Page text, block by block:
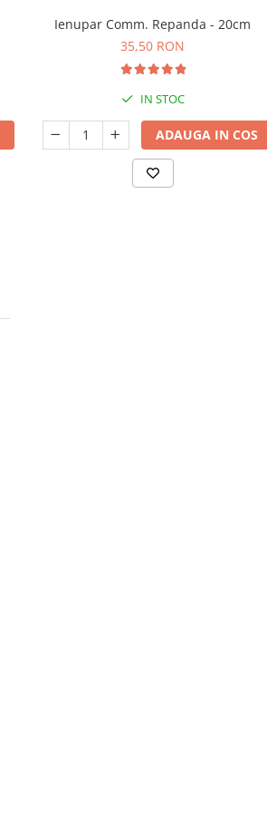
Ienupar Comm. Repanda - 20cm
35,50 RON
IN STOC
ADAUGA IN COS